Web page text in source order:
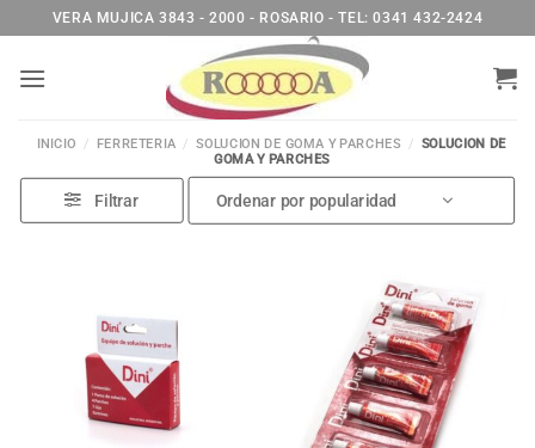
al
contenido
VERA MUJICA 3843 - 2000 - ROSARIO - TEL: 0341 432-2424
INICIO / FERRETERIA / SOLUCION DE GOMA Y PARCHES / SOLUCION DE
GOMA Y PARCHES
Filtrar